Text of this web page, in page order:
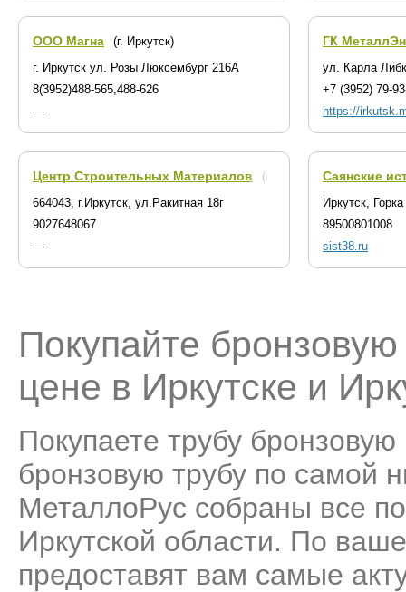
ООО Магна
(г. Иркутск)
г. Иркутск ул. Розы Люксембург 216А
8(3952)488-565,488-626
—
ГК
ул. Карла
+7 (3952) 79-
https://
Центр Строительных Материалов
(г. Иркутск)
664043, г.Иркутск, ул.Ракитная 18г
9027648067
—
Саянские
Иркутск,
89500801008
sist38.ru
Покупайте
цене в Иркутске и
Покупаете трубу
бронзовую трубу по самой
МеталлоРус собраны все
Иркутской области. По
предоставят вам самые